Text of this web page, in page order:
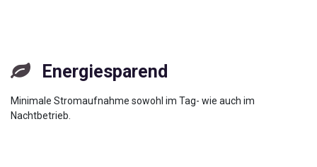
Energiesparend
Minimale Stromaufnahme sowohl im Tag- wie auch im
Nachtbetrieb.